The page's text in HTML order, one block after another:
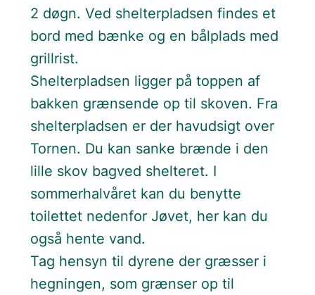
2 døgn. Ved shelterpladsen findes et
bord med bænke og en bålplads med
grillrist.
Shelterpladsen ligger på toppen af
bakken grænsende op til skoven. Fra
shelterpladsen er der havudsigt over
Tornen. Du kan sanke brænde i den
lille skov bagved shelteret. I
sommerhalvåret kan du benytte
toilettet nedenfor Jøvet, her kan du
også hente vand.
Tag hensyn til dyrene der græsser i
hegningen, som grænser op til